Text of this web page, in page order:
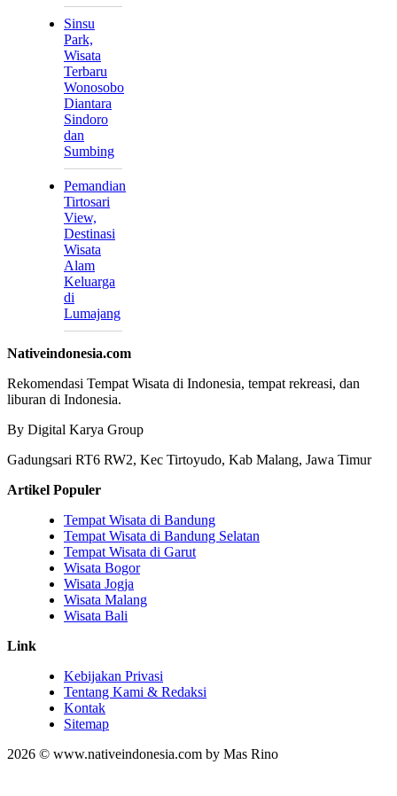
Sinsu
Park,
Wisata
Terbaru
Wonosobo
Diantara
Sindoro
dan
Sumbing
Pemandian
Tirtosari
View,
Destinasi
Wisata
Alam
Keluarga
di
Lumajang
Nativeindonesia.com
Rekomendasi Tempat Wisata di Indonesia, tempat rekreasi, dan
liburan di Indonesia.
By Digital Karya Group
Gadungsari RT6 RW2, Kec Tirtoyudo, Kab Malang, Jawa Timur
Artikel Populer
Tempat Wisata di Bandung
Tempat Wisata di Bandung Selatan
Tempat Wisata di Garut
Wisata Bogor
Wisata Jogja
Wisata Malang
Wisata Bali
Link
Kebijakan Privasi
Tentang Kami & Redaksi
Kontak
Sitemap
2026 © www.nativeindonesia.com by Mas Rino